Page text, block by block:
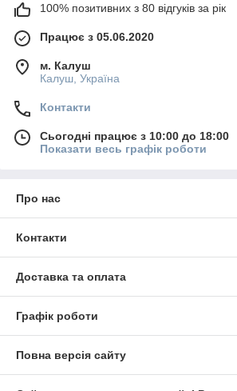
100% позитивних з 80 відгуків за рік
Працює з 05.06.2020
м. Калуш
Калуш, Україна
Контакти
Сьогодні працює з 10:00 до 18:00
Показати весь графік роботи
Про нас
Контакти
Доставка та оплата
Графік роботи
Повна версія сайту